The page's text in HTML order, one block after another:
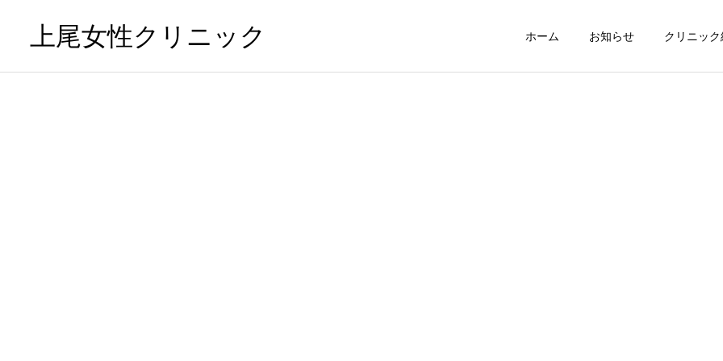
上尾女性クリニック ホーム お知らせ クリニッ